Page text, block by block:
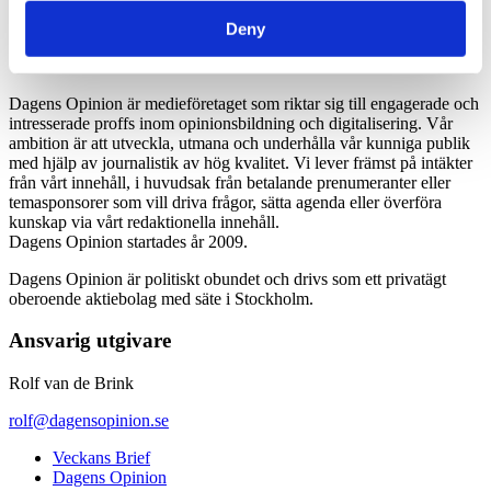
Deny
*Moms 6 procent tillkommer alla priser
Dagens Opinion är medieföretaget som riktar sig till engagerade och
intresserade proffs inom opinionsbildning och digitalisering. Vår
ambition är att utveckla, utmana och underhålla vår kunniga publik
med hjälp av journalistik av hög kvalitet. Vi lever främst på intäkter
från vårt innehåll, i huvudsak från betalande prenumeranter eller
temasponsorer som vill driva frågor, sätta agenda eller överföra
kunskap via vårt redaktionella innehåll.
Dagens Opinion startades år 2009.
Dagens Opinion är politiskt obundet och drivs som ett privatägt
oberoende aktiebolag med säte i Stockholm.
Ansvarig utgivare
Rolf van de Brink
rolf@dagensopinion.se
Veckans Brief
Dagens Opinion